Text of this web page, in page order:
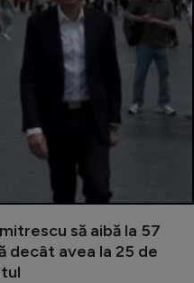
să aibă la 57
decât avea la 25 de